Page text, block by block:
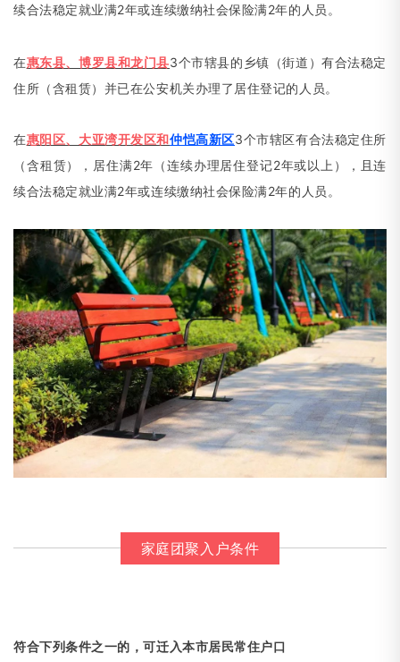
续合法稳定就业满2年或连续缴纳社会保险满2年的人员。
在惠东县、博罗县和龙门县3个市辖县的乡镇 （街道）有合法稳定
住所 （含租赁）并已在公安机关办理了居住登记的人员。
在惠阳区、大亚湾开发区和仲恺高新区3个市辖区有合法稳定住所
（含租赁），居住满2年 （连续办理居住登记2年或以上），且连
续合法稳定就业满2年或连续缴纳社会保险满2年的人员。
家庭团聚入户条件
符合下列条件之一的，可迁入本市居民常住户口